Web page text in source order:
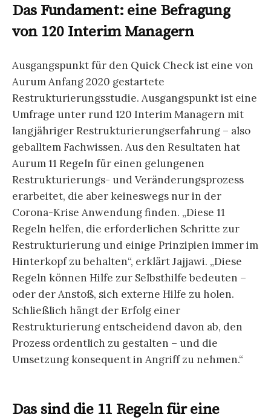
Das Fundament: eine Befragung
von 120 Interim Managern
Ausgangspunkt für den Quick Check ist eine von
Aurum Anfang 2020 gestartete
Restrukturierungsstudie. Ausgangspunkt ist eine
Umfrage unter rund 120 Interim Managern mit
langjähriger Restrukturierungserfahrung – also
geballtem Fachwissen. Aus den Resultaten hat
Aurum 11 Regeln für einen gelungenen
Restrukturierungs- und Veränderungsprozess
erarbeitet, die aber keineswegs nur in der
Corona-Krise Anwendung finden. „Diese 11
Regeln helfen, die erforderlichen Schritte zur
Restrukturierung und einige Prinzipien immer im
Hinterkopf zu behalten“, erklärt Jajjawi. „Diese
Regeln können Hilfe zur Selbsthilfe bedeuten –
oder der Anstoß, sich externe Hilfe zu holen.
Schließlich hängt der Erfolg einer
Restrukturierung entscheidend davon ab, den
Prozess ordentlich zu gestalten – und die
Umsetzung konsequent in Angriff zu nehmen.“
Das sind die 11 Regeln für eine